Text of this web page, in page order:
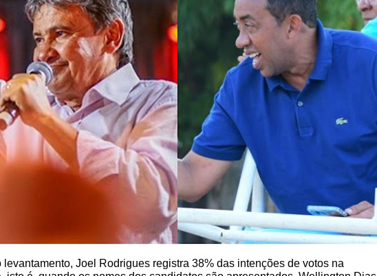
levantamento, Joel Rodrigues registra 38% das intenções de votos na